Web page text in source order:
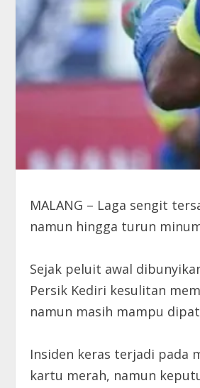
MALANG – Laga sengit
namun hingga turun
Sejak peluit awal
Persik Kediri kesulitan
namun masih mampu
Insiden keras terjadi pada
kartu merah, namun